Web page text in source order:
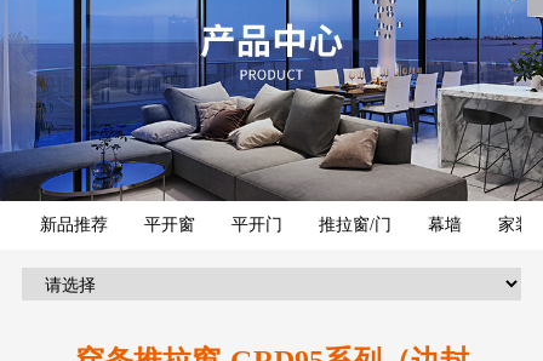
新品推荐 平开窗 平开门 推拉窗/门 幕墙 家装